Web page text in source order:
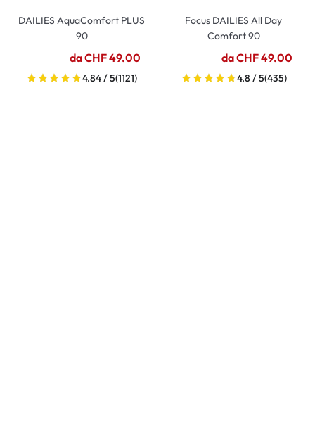
DAILIES AquaComfort PLUS
90
da CHF 49.00
4.84 / 5(1121)
Focus DAILIES All Day
Comfort 90
da CHF 49.00
4.8 / 5(435)